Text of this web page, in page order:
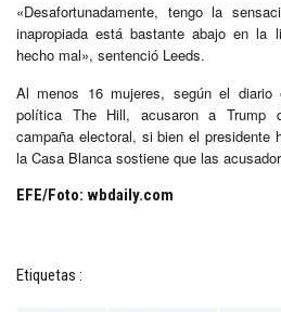
«Desafortunadamente, tengo la
inapropiada está bastante abajo en la
hecho mal», sentenció Leeds.
Al menos 16 mujeres, según el diario
política The Hill, acusaron a Trump
campaña electoral, si bien el presidente
la Casa Blanca sostiene que las
EFE/Foto: wbdaily.com
Etiquetas :